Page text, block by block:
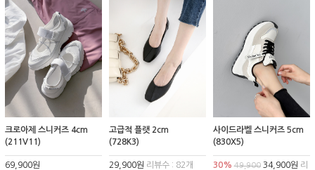
크로아제 스니커즈 4cm
(211V11)
69,900원
고급적 플랫 2cm
(728K3)
29,900원 리뷰수 : 82개
사이드라벨 스니커즈 5cm
(830X5)
30% 49,90034,900원 리